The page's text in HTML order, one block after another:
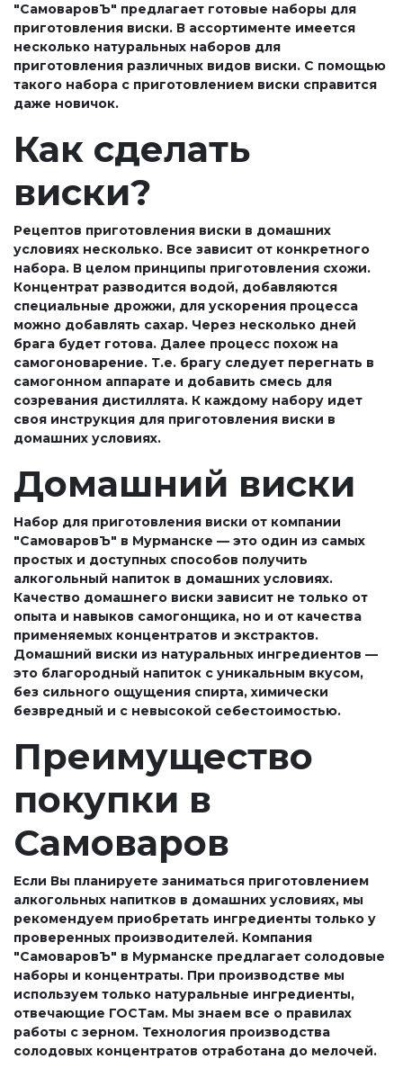
"СамоваровЪ" предлагает готовые наборы для
приготовления виски. В ассортименте имеется
несколько натуральных наборов для
приготовления различных видов виски. С помощью
такого набора с приготовлением виски справится
даже новичок.
Как сделать
виски?
Рецептов приготовления виски в домашних
условиях несколько. Все зависит от конкретного
набора. В целом принципы приготовления схожи.
Концентрат разводится водой, добавляются
специальные дрожжи, для ускорения процесса
можно добавлять сахар. Через несколько дней
брага будет готова. Далее процесс похож на
самогоноварение. Т.е. брагу следует перегнать в
самогонном аппарате и добавить смесь для
созревания дистиллята. К каждому набору идет
своя инструкция для приготовления виски в
домашних условиях.
Домашний виски
Набор для приготовления виски от компании
"СамоваровЪ" в Мурманске — это один из самых
простых и доступных способов получить
алкогольный напиток в домашних условиях.
Качество домашнего виски зависит не только от
опыта и навыков самогонщика, но и от качества
применяемых концентратов и экстрактов.
Домашний виски из натуральных ингредиентов —
это благородный напиток с уникальным вкусом,
без сильного ощущения спирта, химически
безвредный и с невысокой себестоимостью.
Преимущество
покупки в
Самоваров
Если Вы планируете заниматься приготовлением
алкогольных напитков в домашних условиях, мы
рекомендуем приобретать ингредиенты только у
проверенных производителей. Компания
"СамоваровЪ" в Мурманске предлагает солодовые
наборы и концентраты. При производстве мы
используем только натуральные ингредиенты,
отвечающие ГОСТам. Мы знаем все о правилах
работы с зерном. Технология производства
солодовых концентратов отработана до мелочей.